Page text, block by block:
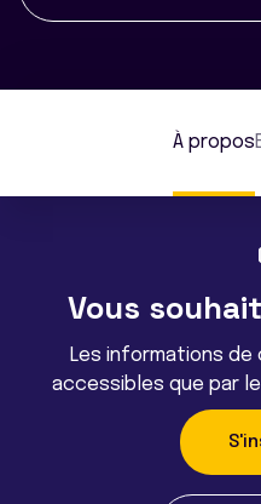
À propos
Vous
Les informations
accessibles que par